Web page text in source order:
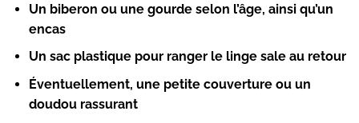
Un biberon ou une gourdeselon l’âge, ainsi qu’un
encas
Un sac plastiquepour ranger le linge sale au retour
Éventuellement, une petite couverture ou un
doudou rassurant